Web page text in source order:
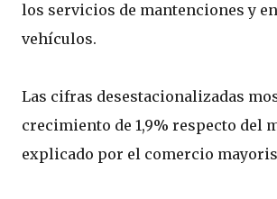
los servicios de mantenciones y
vehículos.
Las cifras desestacionalizadas
crecimiento de 1,9% respecto del
explicado por el comercio